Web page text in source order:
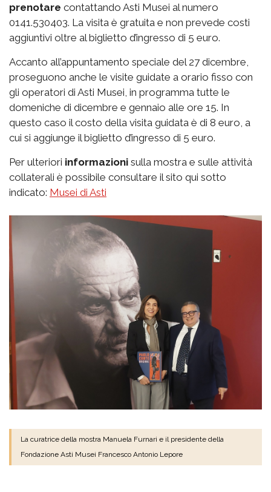
prenotare contattando Asti Musei al numero
0141.530403. La visita è gratuita e non prevede costi
aggiuntivi oltre al biglietto d’ingresso di 5 euro.
Accanto all’appuntamento speciale del 27 dicembre,
proseguono anche le visite guidate a orario fisso con
gli operatori di Asti Musei, in programma tutte le
domeniche di dicembre e gennaio alle ore 15. In
questo caso il costo della visita guidata è di 8 euro, a
cui si aggiunge il biglietto d’ingresso di 5 euro.
Per ulteriori informazioni sulla mostra e sulle attività
collaterali è possibile consultare il sito qui sotto
indicato: Musei di Asti
La curatrice della mostra Manuela Furnari e il presidente della
Fondazione Asti Musei Francesco Antonio Lepore